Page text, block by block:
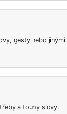
gesty nebo jinými
a touhy slovy.